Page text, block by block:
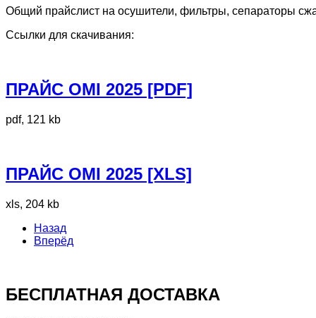
Общий прайслист на осушители, фильтры, сепараторы
Ссылки для скачивания:
ПРАЙС OMI 2025 [PDF]
pdf, 121 kb
ПРАЙС OMI 2025 [XLS]
xls, 204 kb
Назад
Вперёд
БЕСПЛАТНАЯ ДОСТАВКА